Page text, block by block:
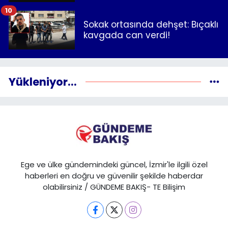
Sokak ortasında dehşet: Bıçaklı
kavgada can verdi!
10
Yükleniyor...
Ege ve ülke gündemindeki güncel, İzmir'le ilgili özel
haberleri en doğru ve güvenilir şekilde haberdar
olabilirsiniz / GÜNDEME BAKIŞ- TE Bilişim